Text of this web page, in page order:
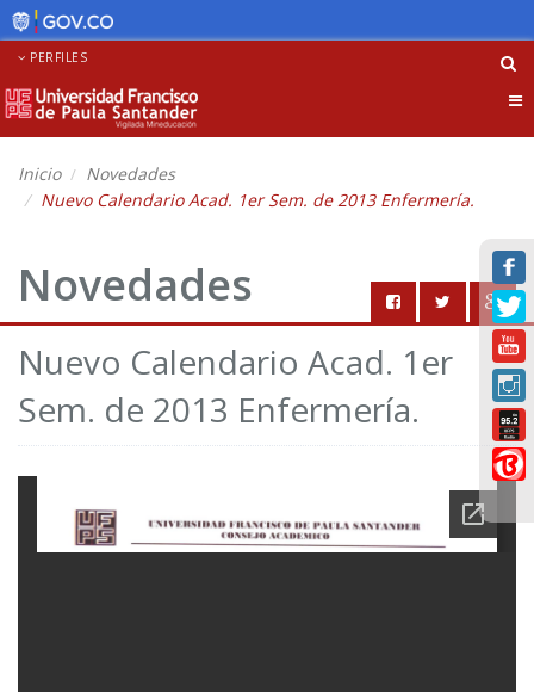
PERFILES
Inicio
Novedades
Nuevo Calendario Acad. 1er Sem. de 2013 Enfermería.
Novedades
Nuevo Calendario Acad. 1er
Sem. de 2013 Enfermería.